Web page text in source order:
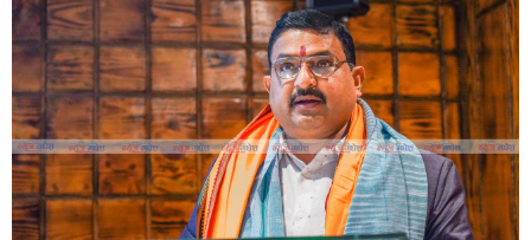
मधेश
विशेष
राजनीति
प्रमुख
समाचार
राष्ट्रिय